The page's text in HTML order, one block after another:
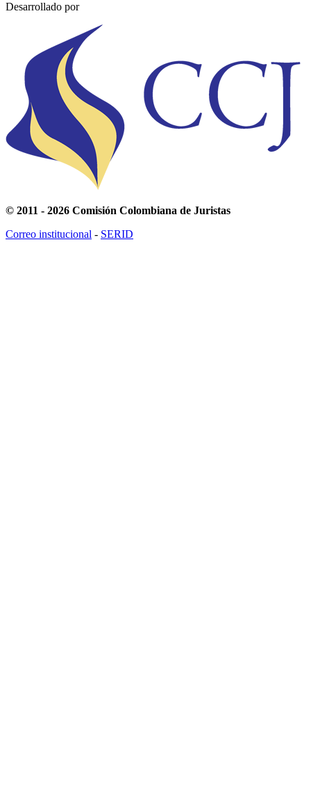
Desarrollado por
© 2011 - 2026 Comisión Colombiana de Juristas
Correo institucional - SERID